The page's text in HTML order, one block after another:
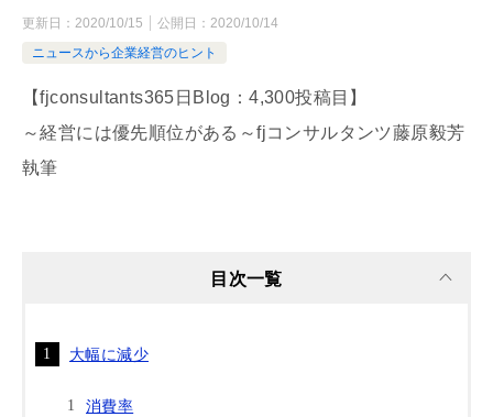
更新日： 2020/10/15 公開日： 2020/10/14
ニュースから企業経営のヒント
【fjconsultants365日Blog：4,300投稿目】
～経営には優先順位がある～fjコンサルタンツ藤原毅芳
執筆
目次一覧
大幅に減少
消費率